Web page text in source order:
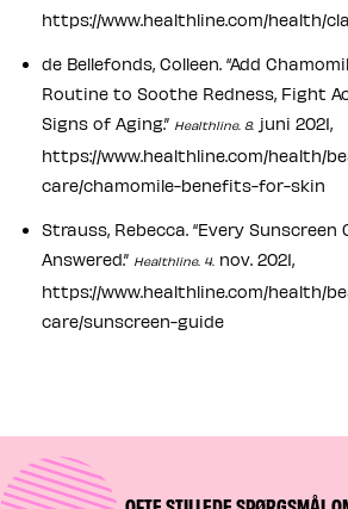
https://www.healthline.com/health/
de Bellefonds, Colleen. “Add
Routine to Soothe Redness, Fight
Signs of Aging.” Healthline. 8. juni 2021,
https://www.healthline.com/health/
care/chamomile-benefits-for-skin
Strauss, Rebecca. “Every Sunscreen
Answered.” Healthline. 4. nov. 2021,
https://www.healthline.com/health/
care/sunscreen-guide